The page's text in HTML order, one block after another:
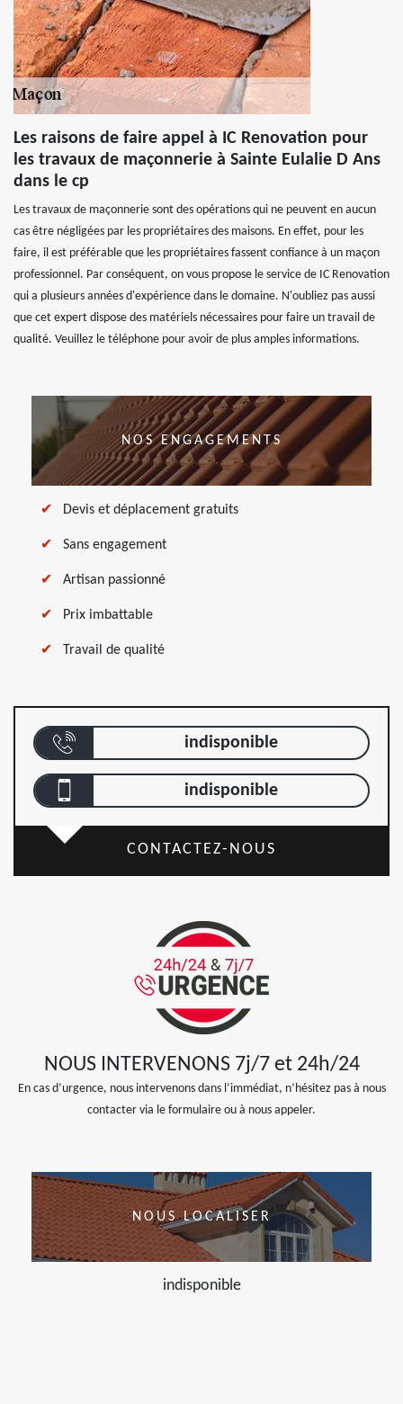
Les raisons de faire appel à IC Renovation pour
les travaux de maçonnerie à Sainte Eulalie D Ans
dans le cp
Les travaux de maçonnerie sont des opérations qui ne peuvent en aucun
cas être négligées par les propriétaires des maisons. En effet, pour les
faire, il est préférable que les propriétaires fassent confiance à un maçon
professionnel. Par conséquent, on vous propose le service de IC Renovation
qui a plusieurs années d'expérience dans le domaine. N'oubliez pas aussi
que cet expert dispose des matériels nécessaires pour faire un travail de
qualité. Veuillez le téléphone pour avoir de plus amples informations.
NOS ENGAGEMENTS
Devis et déplacement gratuits
Sans engagement
Artisan passionné
Prix imbattable
Travail de qualité
indisponible
indisponible
CONTACTEZ-NOUS
NOUS INTERVENONS 7j/7 et 24h/24
En cas d’urgence, nous intervenons dans l’immédiat, n’hésitez pas à nous
contacter via le formulaire ou à nous appeler.
NOUS LOCALISER
indisponible